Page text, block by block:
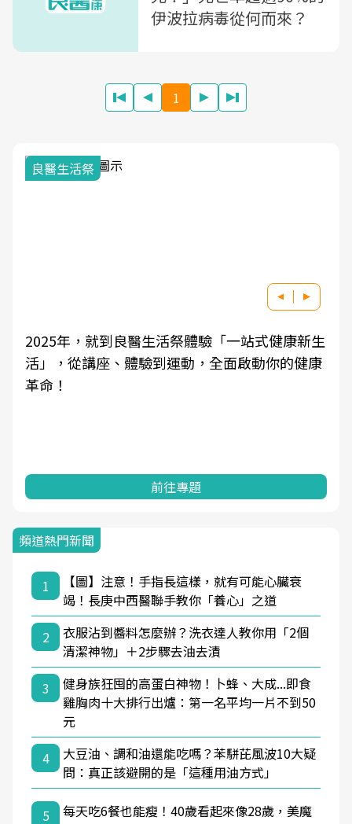
伊波拉病毒從何而來？
1
我與健康韌性的距離
良醫健康網從「換季的身體變化」出發，透過醫
學觀點與日常感受的對話，建立對亞健康的認
知，進而引導實際的改善行動。
前往專題
頻道熱門新聞
1
【圖】注意！手指長這樣，就有可能心臟衰
竭！長庚中西醫聯手教你「養心」之道
2
衣服沾到醬料怎麼辦？洗衣達人教你用「2個
清潔神物」＋2步驟去油去漬
3
健身族狂囤的高蛋白神物！卜蜂、大成...即食
雞胸肉十大排行出爐：第一名平均一片不到50
元
4
大豆油、調和油還能吃嗎？苯駢芘風波10大疑
問：真正該避開的是「這種用油方式」
5
每天吃6餐也能瘦！40歲看起來像28歲，美魔